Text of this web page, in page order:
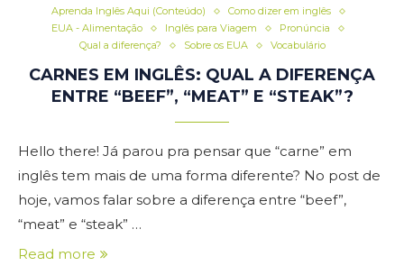
Aprenda Inglês Aqui (Conteúdo)
Como dizer em inglês
EUA - Alimentação
Inglês para Viagem
Pronúncia
Qual a diferença?
Sobre os EUA Vocabulário
CARNES EM INGLÊS: QUAL A DIFERENÇA
ENTRE “BEEF”, “MEAT” E “STEAK”?
Hello there! Já parou pra pensar que “carne” em
inglês tem mais de uma forma diferente? No post de
hoje, vamos falar sobre a diferença entre “beef”,
“meat” e “steak” …
Read more